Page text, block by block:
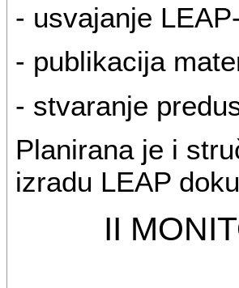
- usvajanje
- publikacija
- stvaranje
Planirana je i
izradu LEAP
II